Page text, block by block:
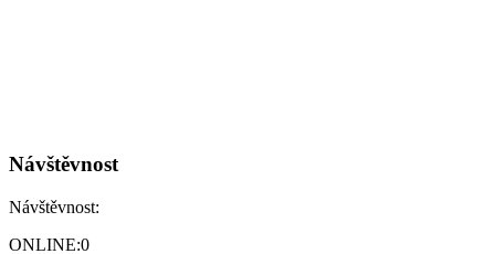
Návštěvnost
Návštěvnost:
ONLINE:0